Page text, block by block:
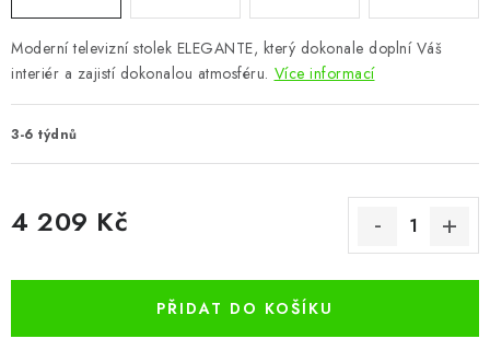
VÝPRODEJ
Vše o nákupu Info
Reklamace a odstoupení od smlouvy
Moderní televizní stolek ELEGANTE, který dokonale doplní Váš
interiér a zajistí dokonalou atmosféru. Více informací
3-6 týdnů
4 209 Kč
PŘIDAT DO KOŠÍKU